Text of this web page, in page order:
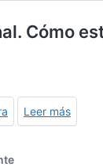
Cómo
Leer más